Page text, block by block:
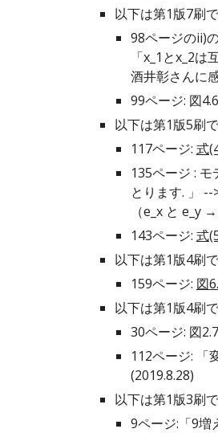
以下は第1版7刷
98ページのii)
「x_1とx_2
酒井彰さんに
99ページ: 図
以下は第1版5刷
117ページ: 式
135ページ :
とります. 」 --
（e_x と e_y
143ページ: 式
以下は第1版4刷
159ページ: 図
以下は第1版4刷
30ページ: 図
112ページ: 「
(2019.8.28)
以下は第1版3刷
9ページ:「9増